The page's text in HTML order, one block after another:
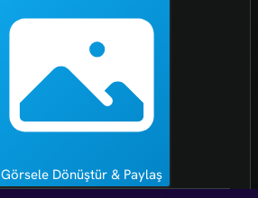
Görsele Dönüştür & Paylaş